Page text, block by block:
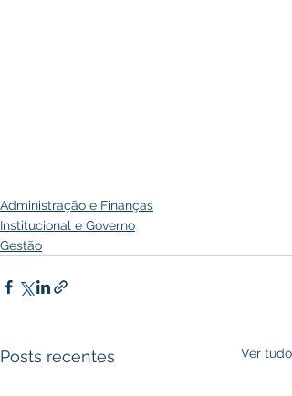
Administração e Finanças
Institucional e Governo
Gestão
Posts recentes Ver tudo